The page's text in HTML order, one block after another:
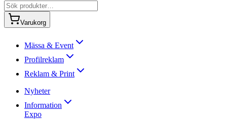
Varukorg
Mässa & Event
Profilreklam
Reklam & Print
Nyheter
Information
Expo